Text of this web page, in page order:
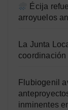
Écija
arroyuelos
La Junta
Flubiogenil
inminentes